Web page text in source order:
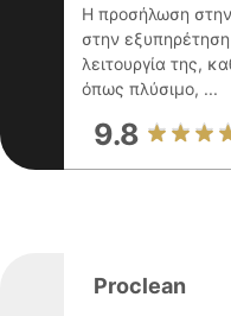
Η προσήλωση
στην
λειτουργία της,
όπως πλύσιμο, ...
9.8
Proclean